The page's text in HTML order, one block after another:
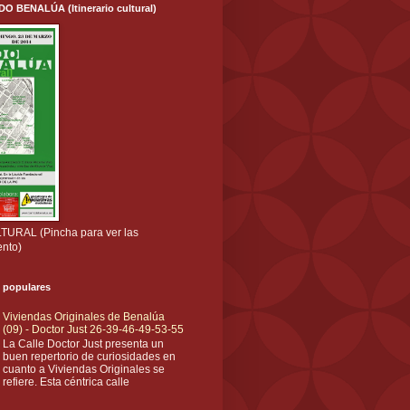
BENALÚA (Itinerario cultural)
(Pincha para ver las
populares
Viviendas Originales de Benalúa
(09) - Doctor Just 26-39-46-49-53-55
La Calle Doctor Just presenta un
buen repertorio de curiosidades en
cuanto a Viviendas Originales se
refiere. Esta céntrica calle